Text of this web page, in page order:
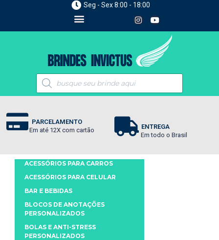
Seg - Sex 8:00 - 18:00
PARCELAMENTO
Em até 12X com cartão
ENTREGA
Em todo o Brasil
ACESSÓRIOS PARA CARROS
ACESSÓRIOS PARA CELULAR
BAR E BEBIDAS
BLOCOS DE ANOTAÇÕES
PERSONALIZADOS
BOLAS E ANTI-STRESS
PERSONALIZADOS